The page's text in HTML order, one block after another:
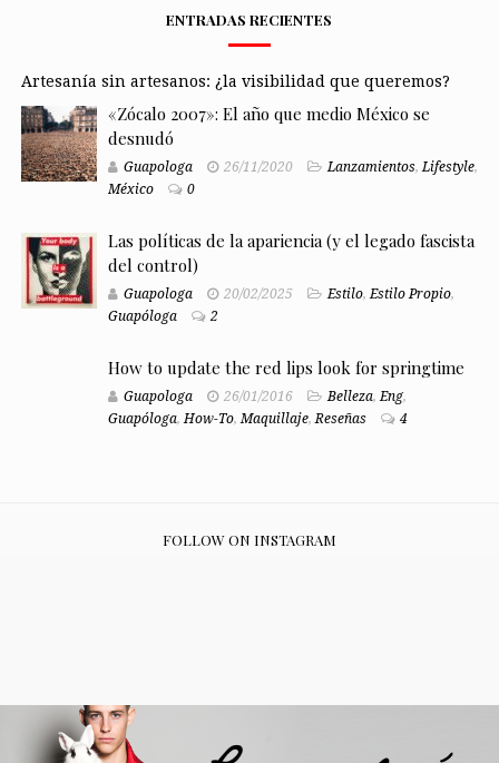
ENTRADAS RECIENTES
Artesanía sin artesanos: ¿la visibilidad que queremos?
«Zócalo 2007»: El año que medio México se
desnudó
Guapologa 26/11/2020 Lanzamientos,Lifestyle,
México
0
Las políticas de la apariencia (y el legado fascista
del control)
Guapologa 20/02/2025 Estilo,Estilo Propio,
Guapóloga
2
How to update the red lips look for springtime
Guapologa 26/01/2016 Belleza,Eng,
Guapóloga,How-To,Maquillaje,Reseñas 4
FOLLOW ON INSTAGRAM